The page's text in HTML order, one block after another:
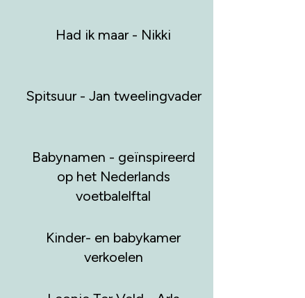
Had ik maar - Nikki
Spitsuur - Jan tweelingvader
Babynamen - geïnspireerd
op het Nederlands
voetbalelftal
Kinder- en babykamer
verkoelen